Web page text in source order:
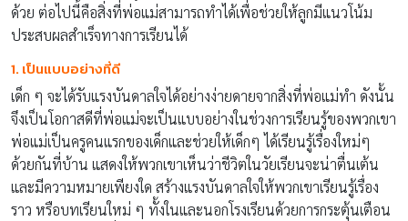
ด้วย ต่อไปนี้คือสิ่งที่พ่อแม่สามารถทำได้เพื่อช่วยให้ลูกมีแนวโน้ม
ประสบผลสำเร็จทางการเรียนได้
1. เป็นแบบอย่างที่ดี
เด็ก ๆ จะได้รับแรงบันดาลใจได้อย่างง่ายดายจากสิ่งที่พ่อแม่ทำ ดังนั้น
จึงเป็นโอกาสดีที่พ่อแม่จะเป็นแบบอย่างในช่วงการเรียนรู้ของพวกเขา
พ่อแม่เป็นครูคนแรกของเด็กและช่วยให้เด็กๆ ได้เรียนรู้เรื่องใหม่ๆ
ด้วยกันที่บ้าน แสดงให้พวกเขาเห็นว่าชีวิตในวัยเรียนจะน่าตื่นเต้น
และมีความหมายเพียงใด สร้างแรงบันดาลใจให้พวกเขาเรียนรู้เรื่อง
ราว หรือบทเรียนใหม่ ๆ ทั้งในและนอกโรงเรียนด้วยการกระตุ้นเตือน